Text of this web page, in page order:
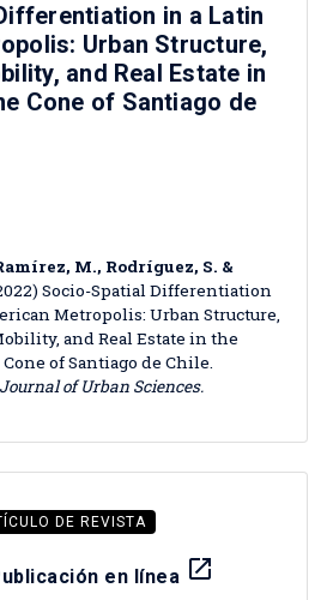
in a Latin
Urban Structure,
and Real Estate in
Cone of Santiago de
M., Rodríguez, S. &
Socio-Spatial Differentiation
Metropolis: Urban Structure,
and Real Estate in the
of Santiago de Chile.
of Urban Sciences.
DE REVISTA
en línea launch